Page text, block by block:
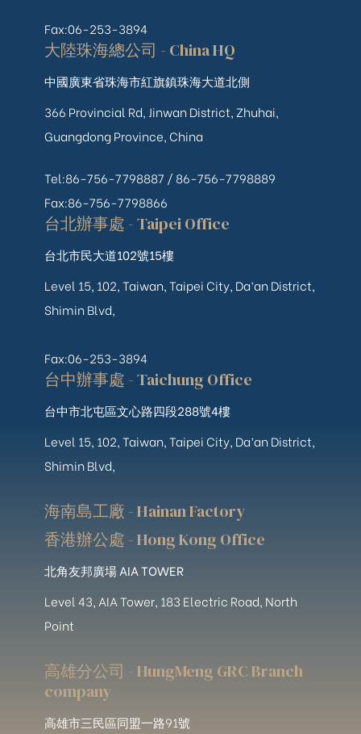
Fax:06-253-3894
大陸珠海總公司 - China HQ
中國廣東省珠海市紅旗鎮珠海大道北側
366 Provincial Rd, Jinwan District, Zhuhai,
Guangdong Province, China
Tel:86-756-7798887 / 86-756-7798889
Fax:86-756-7798866
台北辦事處 - Taipei Office
台北市民大道102號15樓
Level 15, 102, Taiwan, Taipei City, Da’an District,
Shimin Blvd,
Fax:06-253-3894
台中辦事處 - Taichung Office
台中市北屯區文心路四段288號4樓
Level 15, 102, Taiwan, Taipei City, Da’an District,
Shimin Blvd,
海南島工廠 - Hainan Factory
香港辦公處 - Hong Kong Office
北角友邦廣場 AIA TOWER
Level 43, AIA Tower, 183 Electric Road, North
Point
高雄分公司 - HungMeng GRC Branch
company
高雄市三民區同盟一路91號